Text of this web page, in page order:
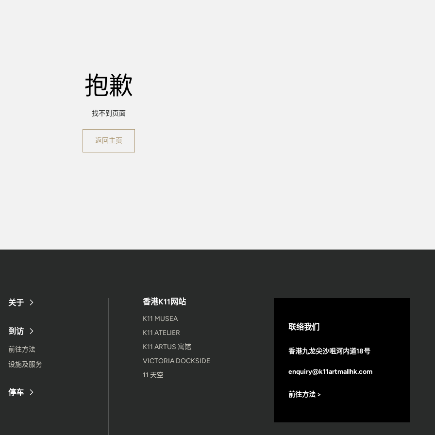
抱歉
找不到页面
返回主页
关于
到访
前往方法
设施及服务
停车
香港K11网站
K11 MUSEA
K11 ATELIER
K11 ARTUS 寓馆
VICTORIA DOCKSIDE
11 天空
联络我们
香港九龙尖沙咀河内道18号
enquiry@k11artmallhk.com
前往方法 >